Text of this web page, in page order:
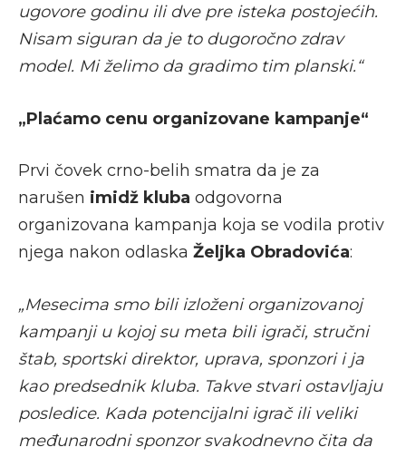
ugovore godinu ili dve pre isteka postojećih.
Nisam siguran da je to dugoročno zdrav
model. Mi želimo da gradimo tim planski.“
„Plaćamo cenu organizovane kampanje“
Prvi čovek crno-belih smatra da je za
narušen imidž kluba odgovorna
organizovana kampanja koja se vodila protiv
njega nakon odlaska Željka Obradovića:
„Mesecima smo bili izloženi organizovanoj
kampanji u kojoj su meta bili igrači, stručni
štab, sportski direktor, uprava, sponzori i ja
kao predsednik kluba. Takve stvari ostavljaju
posledice. Kada potencijalni igrač ili veliki
međunarodni sponzor svakodnevno čita da